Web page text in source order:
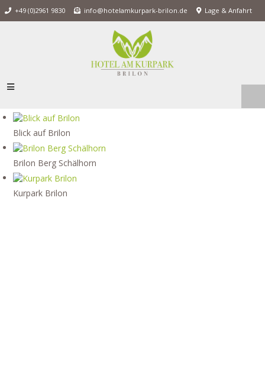
+49 (0)2961 9830 info@hotelamkurpark-brilon.de Lage & Anfahrt
Blick auf Brilon
Brilon Berg Schälhorn
Kurpark Brilon